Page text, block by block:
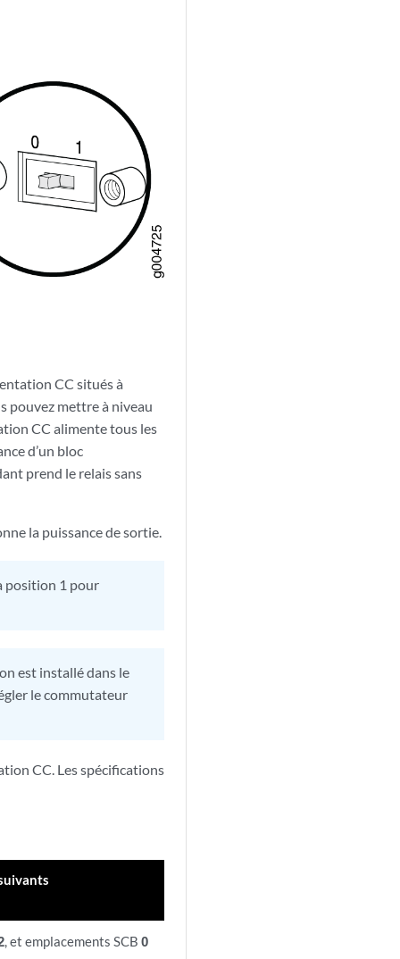
CC situés à
pouvez mettre à niveau
CC alimente tous les
d’un bloc
prend le relais sans
la puissance de sortie.
position 1 pour
est installé dans le
le commutateur
CC. Les spécifications
, et emplacements SCB0